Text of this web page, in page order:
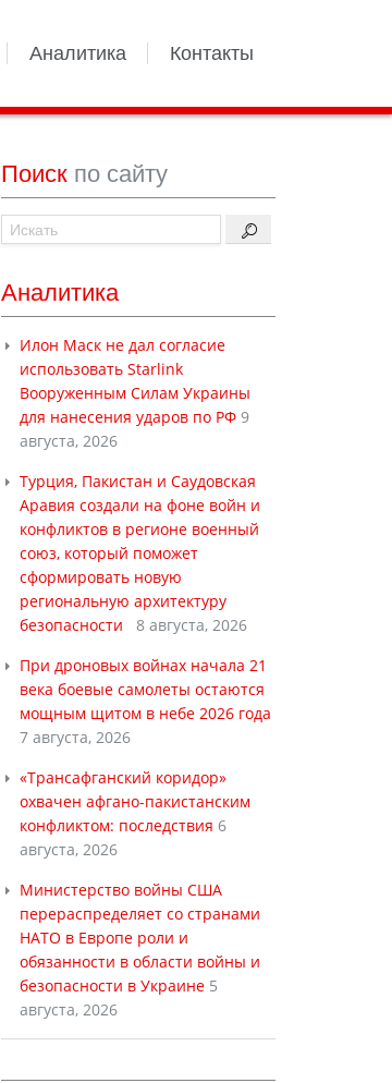
Аналитика Контакты
Поиск по сайту
Аналитика
Илон Маск не дал согласие
использовать Starlink
Вооруженным Силам Украины
для нанесения ударов по РФ 9
августа, 2026
Турция, Пакистан и Саудовская
Аравия создали на фоне войн и
конфликтов в регионе военный
союз, который поможет
сформировать новую
региональную архитектуру
безопасности
8 августа, 2026
При дроновых войнах начала 21
века боевые самолеты остаются
мощным щитом в небе 2026 года
7 августа, 2026
«Трансафганский коридор»
охвачен афгано-пакистанским
конфликтом: последствия 6
августа, 2026
Министерство войны США
перераспределяет со странами
НАТО в Европе роли и
обязанности в области войны и
безопасности в Украине 5
августа, 2026